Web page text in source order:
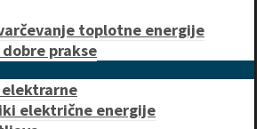
toplotne energije
prakse
elektrarne
električne energije